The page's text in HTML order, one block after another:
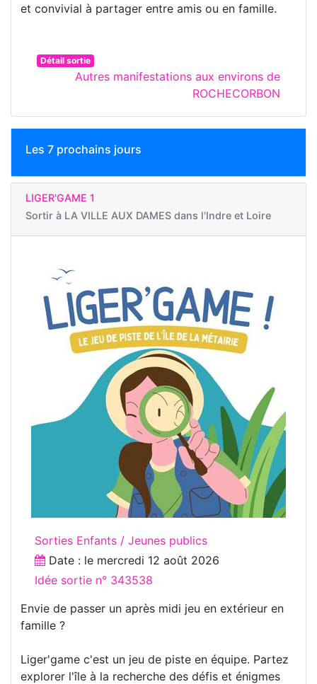
et convivial à partager entre amis ou en famille.
Détail sortie
Autres manifestations aux environs de
ROCHECORBON
Les 7 prochains jours
LIGER'GAME 1
Sortir à LA VILLE AUX DAMES dans l'Indre et Loire
Sorties Enfants / Jeunes publics
Date : le mercredi 12 août 2026
Idée sortie n° 343538
Envie de passer un après midi jeu en extérieur en
famille ?
Liger'game c'est un jeu de piste en équipe. Partez
explorer l'île à la recherche des défis et énigmes